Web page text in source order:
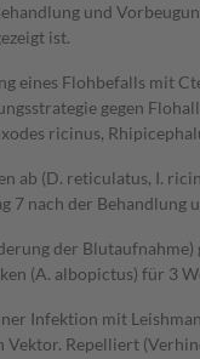
und
ist.
eines Flohbefalls mit
gegen
ricinus,
ab (D. reticulatus, I.
7 nach der Behandlung
der Blutaufnahme)
(A. albopictus) für 3
Infektion mit
Vektor. Repelliert